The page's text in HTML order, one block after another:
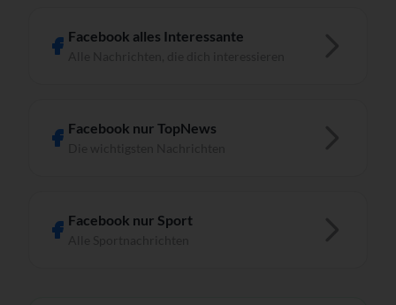
Facebook alles Interessante
Facebook nur TopNews
Facebook nur Sport